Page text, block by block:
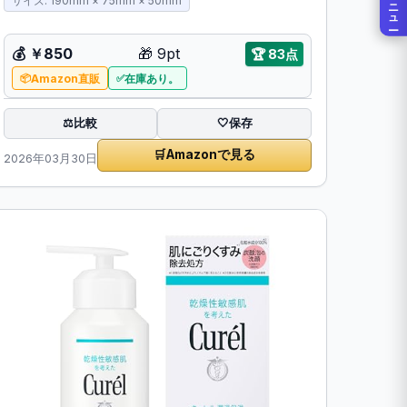
💰￥850 🎁 9pt 🏆83点
Amazon直販 在庫あり。
⚖️比較 🤍保存
2026年03月30日 🛒Amazonで見る